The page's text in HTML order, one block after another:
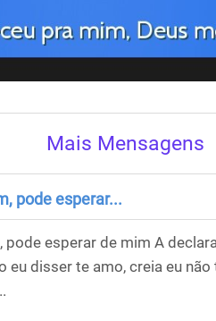
Mais Mensagens
pode esperar...
pode esperar de mim A
eu disser te amo, creia eu